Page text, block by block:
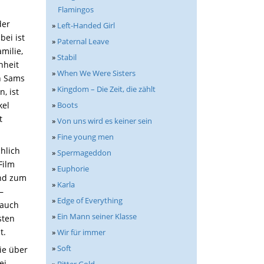
ist
ist
zum
über
Flamingos
» Left-Handed Girl
» Paternal Leave
»Stabil
»When We Were Sisters
» Kingdom – Die Zeit, die zählt
» Boots
»Von uns wird es keiner sein
» Fine young men
»Spermageddon
» Euphorie
» Karla
» Edge of Everything
» Ein Mann seiner Klasse
»Wir für immer
»Soft